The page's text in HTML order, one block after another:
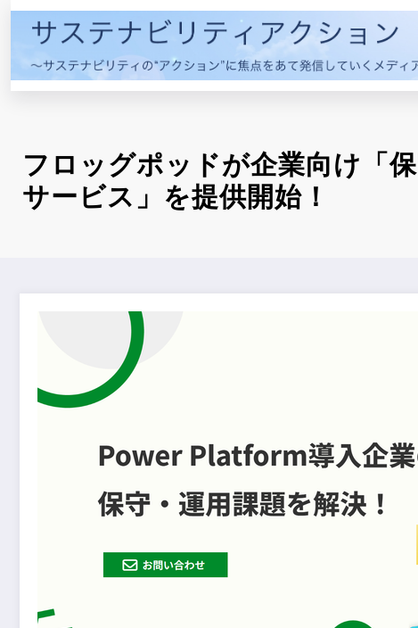
コ
ン
フロッグポッドが企業向け「
サービス」を提供開始！